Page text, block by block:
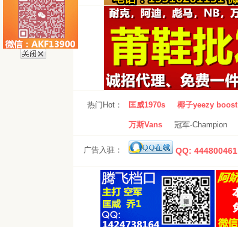
热门Hot： 匡威1970s 椰子yeezy boost
万斯Vans 冠军-Champion
广告入驻： QQ: 444800461